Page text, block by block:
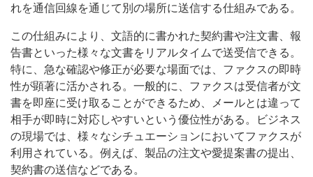
れを通信回線を通じて別の場所に送信する仕組みである。
この仕組みにより、文語的に書かれた契約書や注文書、報
告書といった様々な文書をリアルタイムで送受信できる。
特に、急な確認や修正が必要な場面では、ファクスの即時
性が顕著に活かされる。一般的に、ファクスは受信者が文
書を即座に受け取ることができるため、メールとは違って
相手が即時に対応しやすいという優位性がある。ビジネス
の現場では、様々なシチュエーションにおいてファクスが
利用されている。例えば、製品の注文や愛提案書の提出、
契約書の送信などである。